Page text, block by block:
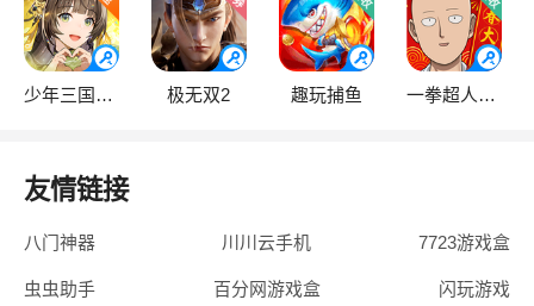
少年三国志2 极无双2 趣玩捕鱼 一拳超人·最强之男
友情链接
八门神器 川川云手机 7723游戏盒
虫虫助手 百分网游戏盒 闪玩游戏